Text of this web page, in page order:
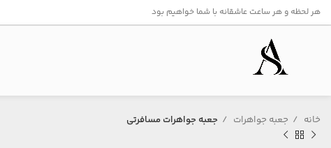
هر لحظه و هر ساعت عاشقانه با شما خواهیم بود
خانه جعبه جواهرات جعبه جواهرات مسافرتی